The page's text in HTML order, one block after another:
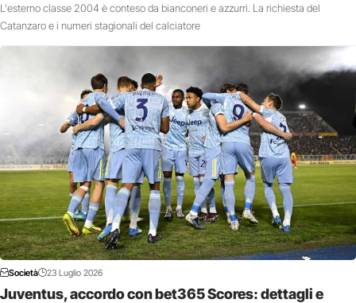
L'esterno classe 2004 è conteso da bianconeri e azzurri. La richiesta del
Catanzaro e i numeri stagionali del calciatore
Società 23 Luglio 2026
Juventus, accordo con bet365 Scores: dettagli e